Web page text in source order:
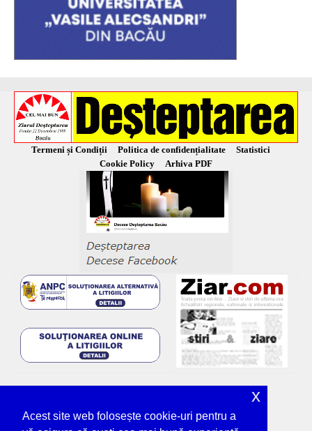
Termeni și Condiții Politica de confidențialitate
Statistici
Cookie Policy
Arhiva PDF
Acest site web folosește cookie-uri pentru a
x